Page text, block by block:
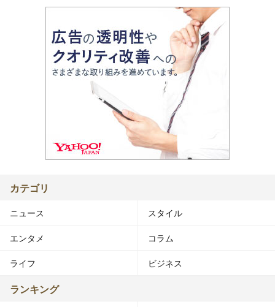
カテゴリ
ニュース スタイル
エンタメ コラム
ライフ ビジネス
ランキング